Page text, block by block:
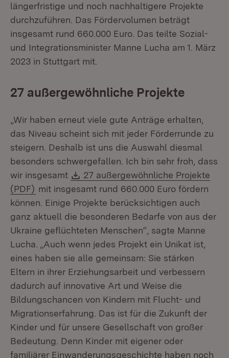
längerfristige und noch nachhaltigere Projekte
durchzuführen. Das Fördervolumen beträgt
insgesamt rund 660.000 Euro. Das teilte Sozial-
und Integrationsminister Manne Lucha am 1. März
2023 in Stuttgart mit.
27 außergewöhnliche Projekte
„Wir haben erneut viele gute Anträge erhalten,
das Niveau scheint sich mit jeder Förderrunde zu
steigern. Deshalb ist uns die Auswahl diesmal
besonders schwergefallen. Ich bin sehr froh, dass
wir insgesamt
Download:
27 außergewöhnliche Projekte
(PDF) (Öffnet in neuem Fenster)
mit insgesamt rund 660.000 Euro fördern
können. Einige Projekte berücksichtigen auch
ganz aktuell die besonderen Bedarfe von aus der
Ukraine geflüchteten Menschen“, sagte Manne
Lucha. „Auch wenn jedes Projekt ein Unikat ist,
eines haben sie alle gemeinsam: Sie stärken
Eltern in ihrer Erziehungsarbeit und verbessern
dadurch auf innovative Art und Weise die
Bildungschancen von Kindern mit Flucht- und
Migrationserfahrung. Das ist für die Zukunft der
Kinder und für unsere Gesellschaft von großer
Bedeutung. Denn Kinder mit eigener oder
familiärer Einwanderungsgeschichte haben noch